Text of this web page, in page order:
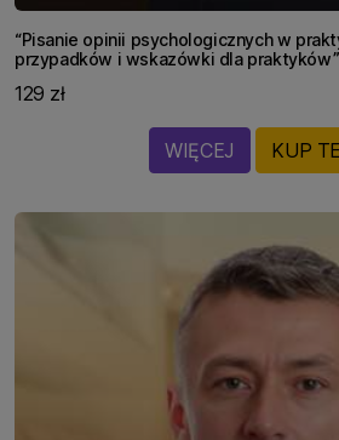
“Pisanie opinii psychologicznych w
przypadków i wskazówki dla
129 zł
WIĘCEJ KUP